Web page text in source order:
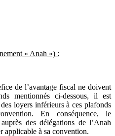
« Anah ») :
de l’avantage fiscal ne doivent
mentionnés ci-dessous, il est
loyers inférieurs à ces plafonds
En conséquence, le
des délégations de l’Anah
applicable à sa convention.